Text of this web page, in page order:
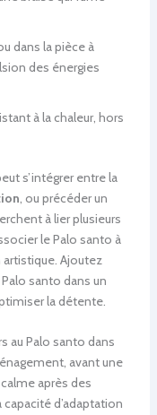
dans la pièce à
des énergies
à la chaleur, hors
s’intégrer entre la
, ou précéder un
à lier plusieurs
le Palo santo à
Ajoutez
santo dans un
la détente.
au Palo santo dans
avant une
après des
d’adaptation